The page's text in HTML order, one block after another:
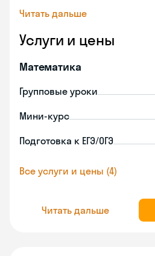
Читать дальше
Услуги и цены
Математика
Групповые уроки
Мини-курс
Подготовка к ЕГЭ/ОГЭ
Все услуги и цены (4)
Читать дальше